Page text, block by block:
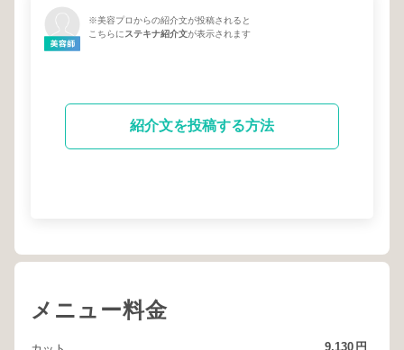
※美容プロからの紹介文が投稿されると
こちらにステキナ紹介文が表示されます
紹介文を投稿する方法
メニュー料金
9,130 円